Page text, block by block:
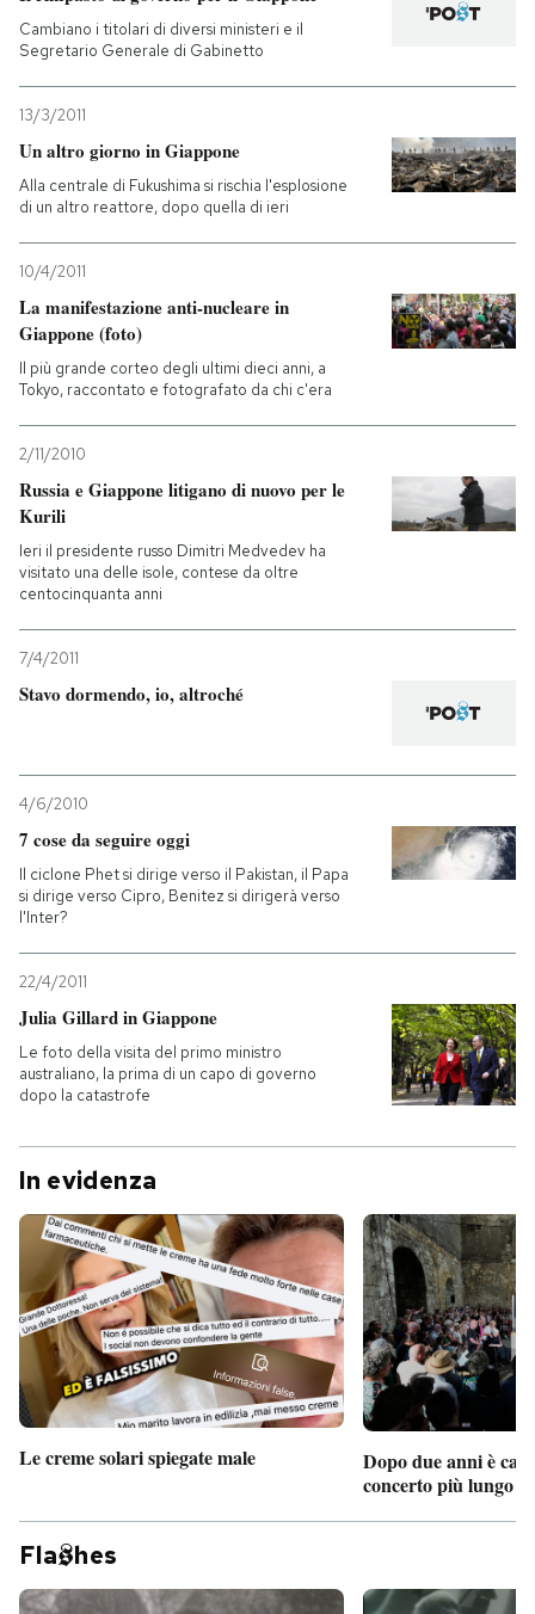
Cambiano i titolari di diversi ministeri e il
Segretario Generale di Gabinetto
13/3/2011
Un altro giorno in Giappone
Alla centrale di Fukushima si rischia l'esplosione
di un altro reattore, dopo quella di ieri
10/4/2011
La manifestazione anti-nucleare in
Giappone (foto)
Il più grande corteo degli ultimi dieci anni, a
Tokyo, raccontato e fotografato da chi c'era
2/11/2010
Russia e Giappone litigano di nuovo per le
Kurili
Ieri il presidente russo Dimitri Medvedev ha
visitato una delle isole, contese da oltre
centocinquanta anni
7/4/2011
Stavo dormendo, io, altroché
4/6/2010
7 cose da seguire oggi
Il ciclone Phet si dirige verso il Pakistan, il Papa
si dirige verso Cipro, Benitez si dirigerà verso
l'Inter?
22/4/2011
Julia Gillard in Giappone
Le foto della visita del primo ministro
australiano, la prima di un capo di governo
dopo la catastrofe
In evidenza
Le creme solari spiegate male
Dopo due anni è
concerto più lungo
Fla hes